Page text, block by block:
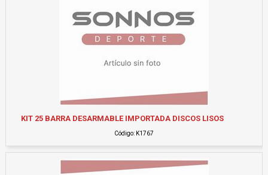
KIT 25 BARRA DESARMABLE IMPORTADA DISCOS LISOS
Código: K1767